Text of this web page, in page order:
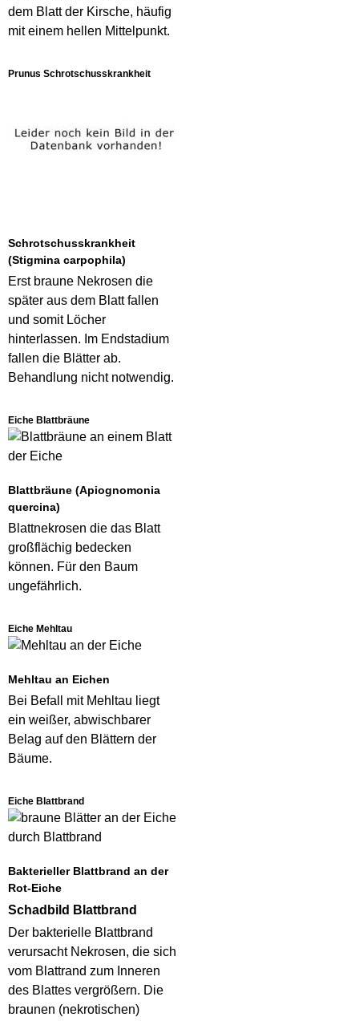
dem Blatt der Kirsche, häufig
mit einem hellen Mittelpunkt.
Prunus Schrotschusskrankheit
Schrotschusskrankheit
(Stigmina carpophila)
Erst braune Nekrosen die
später aus dem Blatt fallen
und somit Löcher
hinterlassen. Im Endstadium
fallen die Blätter ab.
Behandlung nicht notwendig.
Eiche Blattbräune
Blattbräune (Apiognomonia
quercina)
Blattnekrosen die das Blatt
großflächig bedecken
können. Für den Baum
ungefährlich.
Eiche Mehltau
Mehltau an Eichen
Bei Befall mit Mehltau liegt
ein weißer, abwischbarer
Belag auf den Blättern der
Bäume.
Eiche Blattbrand
Bakterieller Blattbrand an der
Rot-Eiche
Schadbild Blattbrand
Der bakterielle Blattbrand
verursacht Nekrosen, die sich
vom Blattrand zum Inneren
des Blattes vergrößern. Die
braunen (nekrotischen)